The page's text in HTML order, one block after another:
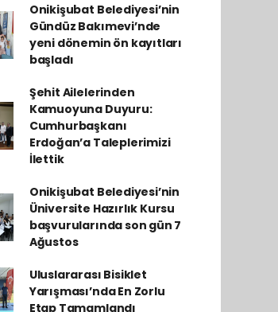
Onikişubat Belediyesi’nin
Gündüz Bakımevi’nde
yeni dönemin ön kayıtları
başladı
Şehit Ailelerinden
Kamuoyuna Duyuru:
Cumhurbaşkanı
Erdoğan’a Taleplerimizi
İlettik
Onikişubat Belediyesi’nin
Üniversite Hazırlık Kursu
başvurularında son gün 7
Ağustos
Uluslararası Bisiklet
Yarışması’nda En Zorlu
Etap Tamamlandı